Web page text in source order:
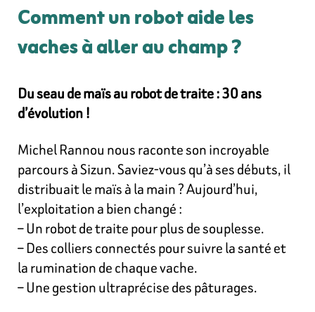
Comment un robot aide les
vaches à aller au champ ?
Du seau de maïs au robot de traite : 30 ans
d’évolution !
Michel Rannou nous raconte son incroyable
parcours à Sizun. Saviez-vous qu’à ses débuts, il
distribuait le maïs à la main ? Aujourd’hui,
l’exploitation a bien changé :
– Un robot de traite pour plus de souplesse.
– Des colliers connectés pour suivre la santé et
la rumination de chaque vache.
– Une gestion ultraprécise des pâturages.